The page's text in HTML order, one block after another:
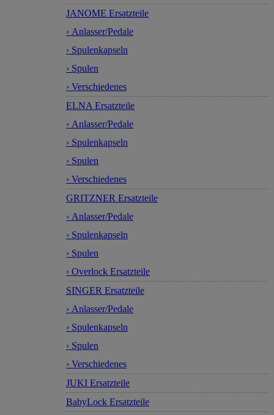
JANOME Ersatzteile
› Anlasser/Pedale
› Spulenkapseln
› Spulen
› Verschiedenes
ELNA Ersatzteile
› Anlasser/Pedale
› Spulenkapseln
› Spulen
› Verschiedenes
GRITZNER Ersatzteile
› Anlasser/Pedale
› Spulenkapseln
› Spulen
› Overlock Ersatzteile
SINGER Ersatzteile
› Anlasser/Pedale
› Spulenkapseln
› Spulen
› Verschiedenes
JUKI Ersatzteile
BabyLock Ersatzteile